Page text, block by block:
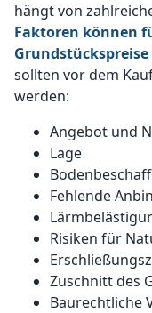
hängt von
Faktoren können
sollten vor dem
werden:
Angebot und
Lage
Fehlende
Risiken für
Zuschnitt des
Baurechtliche